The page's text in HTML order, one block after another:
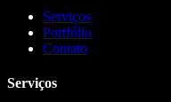
Serviços
Portfólio
Contato
Serviços